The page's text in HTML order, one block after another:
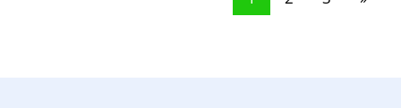
essenziale, colorato,